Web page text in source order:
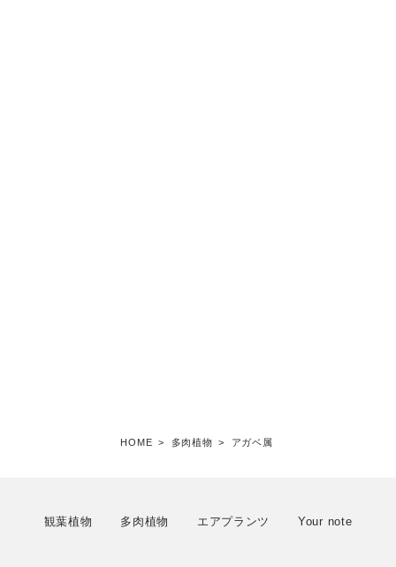
HOME > 多肉植物 > アガベ属
観葉植物 多肉植物 エアプランツ Your note